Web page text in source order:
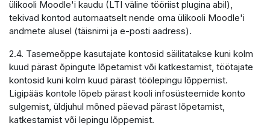
ülikooli Moodle'i kaudu (LTI väline tööriist plugina abil),
tekivad kontod automaatselt nende oma ülikooli Moodle'i
andmete alusel (täisnimi ja e-posti aadress).
2.4. Tasemeõppe kasutajate kontosid säilitatakse kuni kolm
kuud pärast õpingute lõpetamist või katkestamist, töötajate
kontosid kuni kolm kuud pärast töölepingu lõppemist.
Ligipääs kontole lõpeb pärast kooli infosüsteemide konto
sulgemist, üldjuhul mõned päevad pärast lõpetamist,
katkestamist või lepingu lõppemist.